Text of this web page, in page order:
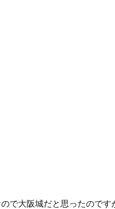
で大阪城だと思ったのです